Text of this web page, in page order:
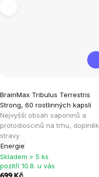
BrainMax Tribulus Terrestris
Strong, 60 rostlinných kapslí
Nejvyšší obsah saponinů a
protodioscinů na trhu, doplněk
stravy
Energie
hodnocení
produktu
je
5,0
z
5
hvězdiček.
Skladem > 5 ks
pozítří 10.8. u vás